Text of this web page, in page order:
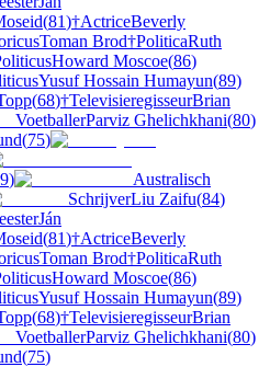
(81)†ActriceBeverly
Toman Brod†PoliticaRuth
Howard Moscoe(86)
Yusuf Hossain Humayun(89)
(68)†TelevisieregisseurBrian
VoetballerParviz Ghelichkhani(80)
(75)
)
Australisch
SchrijverLiu Zaifu(84)
Ján
(81)†ActriceBeverly
Toman Brod†PoliticaRuth
Howard Moscoe(86)
Yusuf Hossain Humayun(89)
(68)†TelevisieregisseurBrian
VoetballerParviz Ghelichkhani(80)
(75)